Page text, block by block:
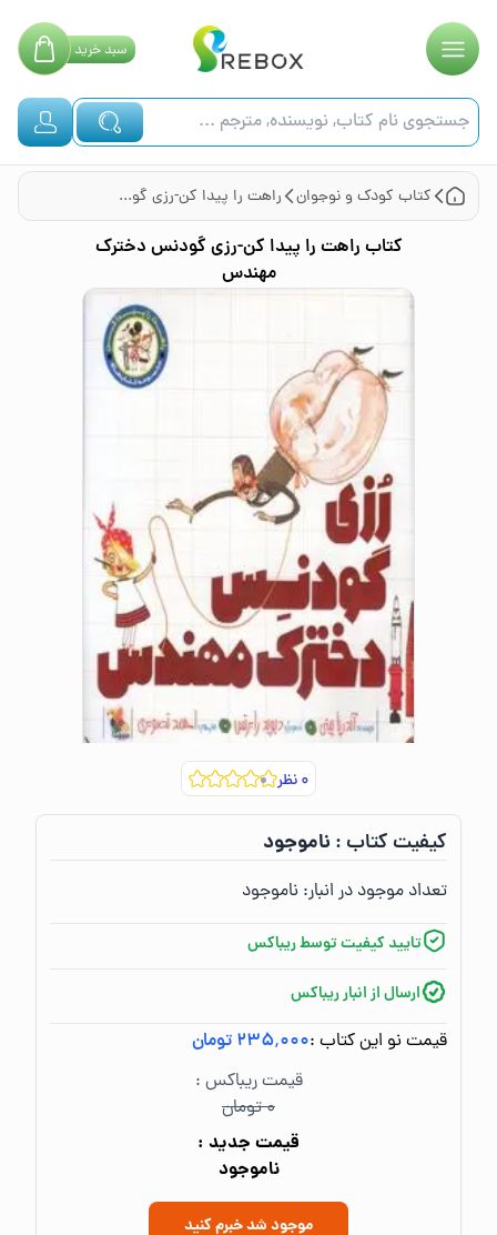
سبدخرید
کتاب کودک و نوجوان راهت را پیدا کن-رزی گودنس دخترک مهندس
کتاب راهت را پیدا کن-رزی گودنس دخترک
مهندس
۰نظر
کیفیت کتاب :‌ ناموجود
تعداد موجود در انبار:‌ ناموجود
تایید کیفیت توسط ریباکس
ارسال از انبار ریباکس
قیمت نو این کتاب :۲۳۵٬۰۰۰ تومان
قیمت ریباکس :
۰ تومان
قیمت جدید :
ناموجود
موجود شد خبرم کنید